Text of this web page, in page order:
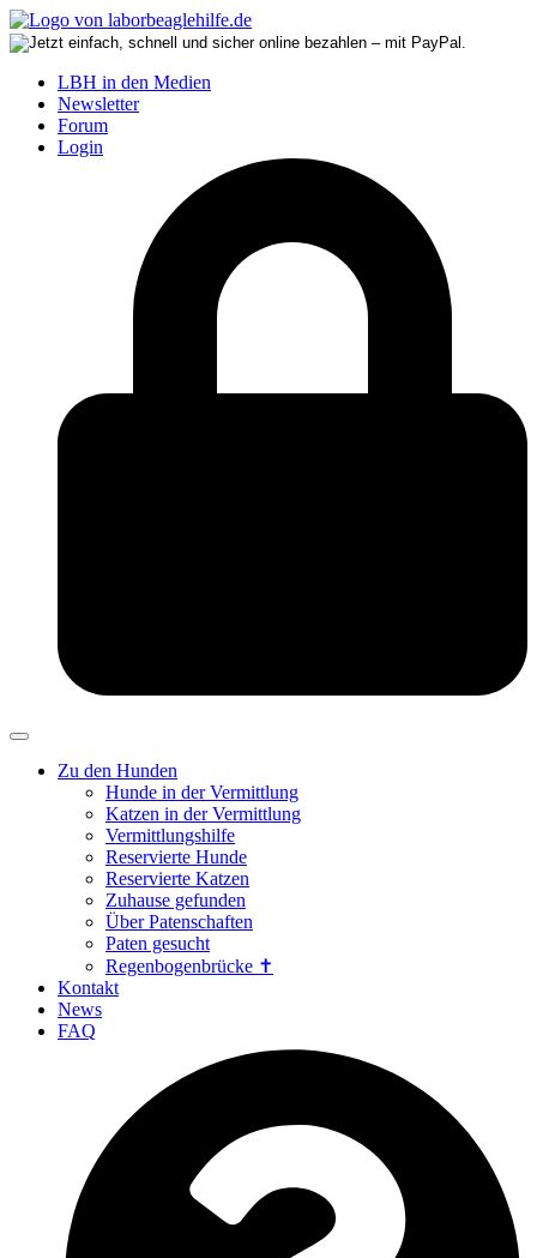
LBH in den Medien
Newsletter
Forum
Login
Zu den Hunden
Hunde in der Vermittlung
Katzen in der Vermittlung
Vermittlungshilfe
Reservierte Hunde
Reservierte Katzen
Zuhause gefunden
Über Patenschaften
Paten gesucht
Regenbogenbrücke ✝
Kontakt
News
FAQ